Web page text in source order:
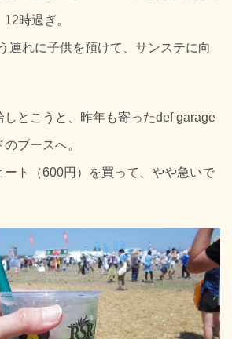
時過ぎ。
連れに子供を預けて、サンステに向
しとこうと、昨年も寄ったdef garage
ブースへ。
ート（600円）を買って、やや急いで